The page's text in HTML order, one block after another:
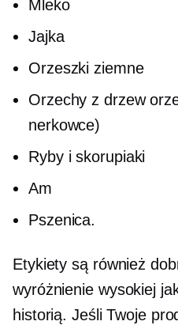
Mleko
Jajka
Orzeszki ziemne
Orzechy z drzew
nerkowce)
Ryby i skorupiaki
Am
Pszenica.
Etykiety są również
wyróżnienie wysokiej
historią. Jeśli Twoje